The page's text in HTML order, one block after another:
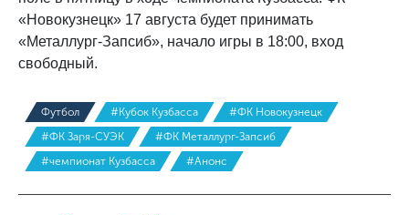
«Новокузнецк» 17 августа будет принимать
«Металлург-Запсиб», начало игры в 18:00, вход
свободный.
Футбол #Кубок Кузбасса
#ФК Новокузнецк
#ФК Заря-СУЭК
#ФК Металлург-Запсиб
#чемпионат Кузбасса
#Анонс